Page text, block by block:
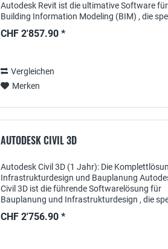
Autodesk Revit ist die ultimative Software für
Building Information Modeling (BIM) , die
CHF 2'857.90 *
Vergleichen
Merken
AUTODESK CIVIL 3D
Autodesk Civil 3D (1 Jahr): Die
Infrastrukturdesign und Bauplanung
Civil 3D ist die führende Softwarelösung für
Bauplanung und Infrastrukturdesign , die
CHF 2'756.90 *